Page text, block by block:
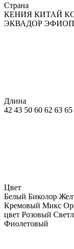
Страна
КЕНИЯ КИТАЙ
ЭКВАДОР
Длина
42 43 50 60 62 63 65
Цвет
Белый Биколор
Кремовый Микс
цвет Розовый
Фиолетовый